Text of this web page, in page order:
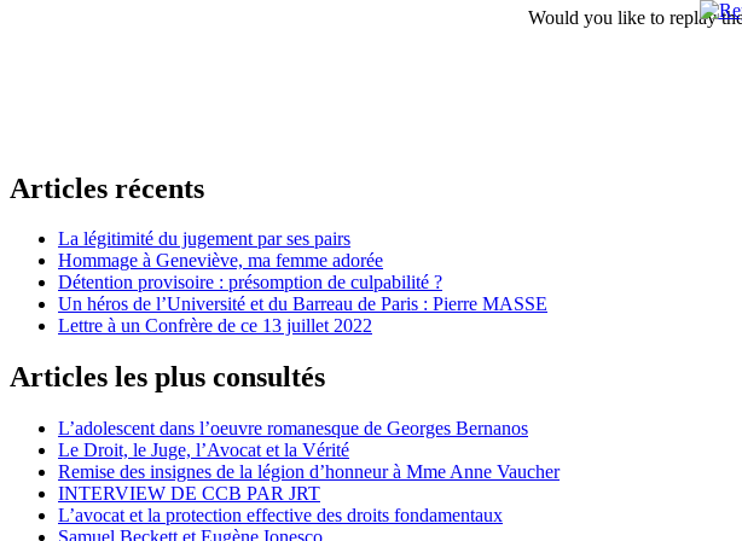
Would you like to replay
Articles récents
La légitimité du jugement par ses pairs
Hommage à Geneviève, ma femme adorée
Détention provisoire : présomption de culpabilité ?
Un héros de l’Université et du Barreau de Paris : Pierre MASSE
Lettre à un Confrère de ce 13 juillet 2022
Articles les plus consultés
L’adolescent dans l’oeuvre romanesque de Georges Bernanos
Le Droit, le Juge, l’Avocat et la Vérité
Remise des insignes de la légion d’honneur à Mme Anne Vaucher
INTERVIEW DE CCB PAR JRT
L’avocat et la protection effective des droits fondamentaux